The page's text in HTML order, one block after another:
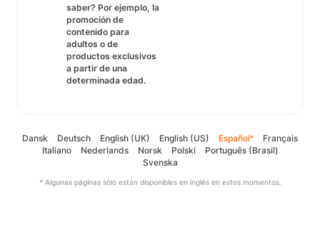
saber? Por ejemplo, la
promoción de
contenido para
adultos o de
productos exclusivos
a partir de una
determinada edad.
Dansk Deutsch English (UK) English (US) Español*
Français
Italiano
Nederlands Norsk Polski
Português (Brasil)
Svenska
* Algunas páginas sólo están disponibles en inglés en estos momentos.